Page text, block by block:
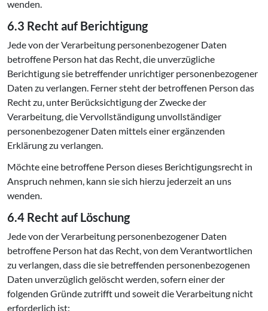
wenden.
6.3 Recht auf Berichtigung
Jede von der Verarbeitung personenbezogener Daten
betroffene Person hat das Recht, die unverzügliche
Berichtigung sie betreffender unrichtiger personenbezogener
Daten zu verlangen. Ferner steht der betroffenen Person das
Recht zu, unter Berücksichtigung der Zwecke der
Verarbeitung, die Vervollständigung unvollständiger
personenbezogener Daten mittels einer ergänzenden
Erklärung zu verlangen.
Möchte eine betroffene Person dieses Berichtigungsrecht in
Anspruch nehmen, kann sie sich hierzu jederzeit an uns
wenden.
6.4 Recht auf Löschung
Jede von der Verarbeitung personenbezogener Daten
betroffene Person hat das Recht, von dem Verantwortlichen
zu verlangen, dass die sie betreffenden personenbezogenen
Daten unverzüglich gelöscht werden, sofern einer der
folgenden Gründe zutrifft und soweit die Verarbeitung nicht
erforderlich ist: